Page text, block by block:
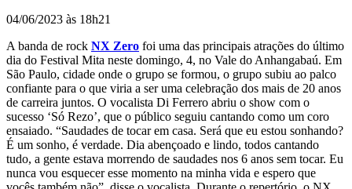
04/06/2023 às 18h21
A banda de rock NX Zero foi uma das principais atrações do último
dia do Festival Mita neste domingo, 4, no Vale do Anhangabaú. Em
São Paulo, cidade onde o grupo se formou, o grupo subiu ao palco
confiante para o que viria a ser uma celebração dos mais de 20 anos
de carreira juntos. O vocalista Di Ferrero abriu o show com o
sucesso ‘Só Rezo’, que o público seguiu cantando como um coro
ensaiado. “Saudades de tocar em casa. Será que eu estou sonhando?
É um sonho, é verdade. Dia abençoado e lindo, todos cantando
tudo, a gente estava morrendo de saudades nos 6 anos sem tocar. Eu
nunca vou esquecer esse momento na minha vida e espero que